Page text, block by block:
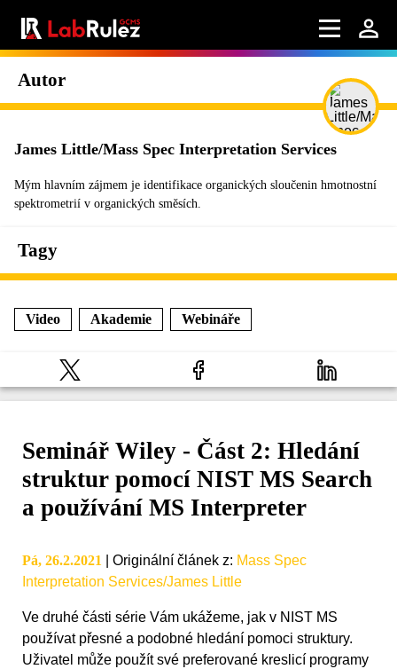
Autor
James Little/Mass Spec Interpretation Services
Mým hlavním zájmem je identifikace organických sloučenin hmotnostní
spektrometrií v organických směsích.
Tagy
Video Akademie Webináře
Seminář Wiley - Část 2: Hledání
struktur pomocí NIST MS Search
a používání MS Interpreter
Pá, 26.2.2021 Originální článek z: Mass Spec
Interpretation Services/James Little
Ve druhé části série Vám ukážeme, jak v NIST MS
používat přesné a podobné hledání pomoci struktury.
Uživatel může použít své preferované kreslicí programy